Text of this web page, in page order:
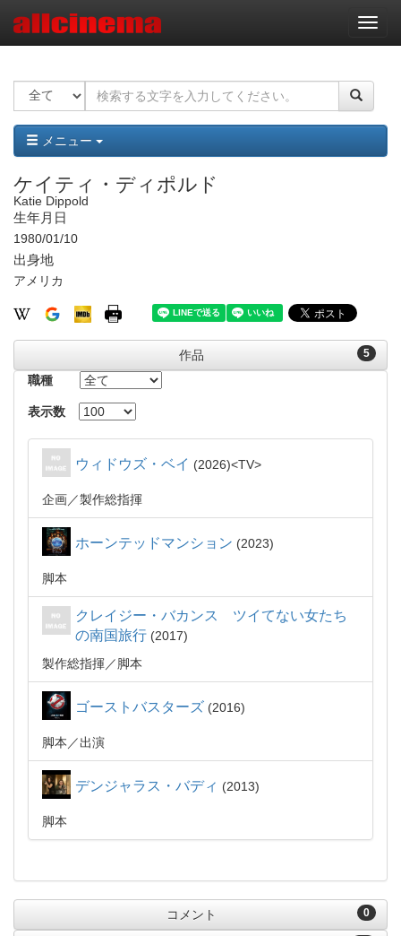
ナ
ビ
ー
ョ
ン
メニュー
ケイティ・ディポルド
Katie Dippold
生年月日
1980/01/10
出身地
アメリカ
5
作品
職種
表示数
ウィドウズ・ベイ 2026 TV
企画 製作総指揮
ホーンテッドマンション 2023
脚本
クレイジー・バカンス ツイてない女たち
の南国旅行
2017
製作総指揮
脚本
ゴーストバスターズ 2016
脚本 出演
デンジャラス・バディ 2013
脚本
0
コメント